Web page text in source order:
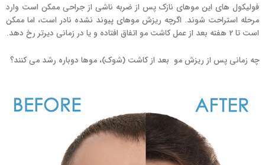
فولیکول های این موهای نازک پس از ضربه ناشی از جراحی ممکن است وارد
مرحله استراحت شوند. اگرچه ریزش موهای پیوند نشده نادر است، اما ممکن
است تا 2 هفته بعد از عمل کاشت مو اتفاق افتاده و یا در زمانی دیرتر رخ دهد.
چه زمانی پس از ریزش مو بعد از کاشت (شوک)، موها دوباره رشد می کنند؟